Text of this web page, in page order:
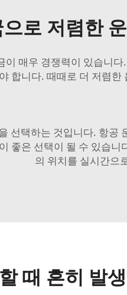
로 저렴한
이 매우 경쟁력이 있습니
합니다. 때때로 더 저렴
선택하는 것입니다. 항
좋은 선택이 될 수 있습
의 위치를 실시간으
때 흔히 발